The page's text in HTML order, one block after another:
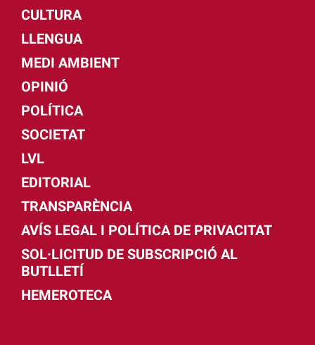
CULTURA
LLENGUA
MEDI AMBIENT
OPINIÓ
POLÍTICA
SOCIETAT
LVL
EDITORIAL
TRANSPARÈNCIA
AVÍS LEGAL I POLÍTICA DE PRIVACITAT
SOL·LICITUD DE SUBSCRIPCIÓ AL
BUTLLETÍ
HEMEROTECA